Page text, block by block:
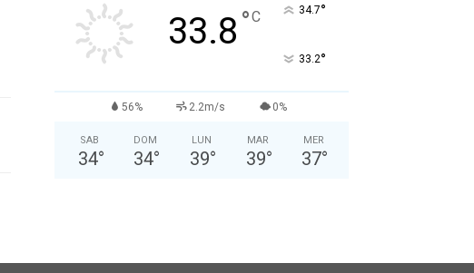
33.8 °C 34.7°
33.2°
56% 2.2m/s 0%
SAB
34°
DOM
34°
LUN
39°
MAR
39°
MER
37°